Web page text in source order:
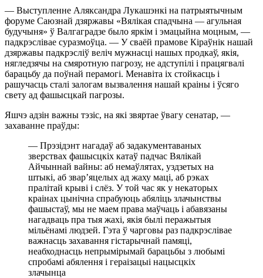
— Выступленне Аляксандра Лукашэнкі на патрыятычным
форуме Саюзнай дзяржавы «Вялікая спадчына — агульная
будучыня» ў Валгаградзе было яркім і эмацыйна моцным, —
падкрэслівае суразмоўца. — У сваёй прамове Кіраўнік нашай
дзяржавы падкрэсліў веліч мужнасці нашых продкаў, якія,
нягледзячы на смяротную пагрозу, не адступілі і працягвалі
барацьбу да поўнай перамогі. Менавіта іх стойкасць і
рашучасць сталі залогам вызвалення нашай краіны і ўсяго
свету ад фашысцкай пагрозы.
Яшчэ адзін важны тэзіс, на які звяртае ўвагу сенатар, —
захаванне праўды:
— Прэзідэнт нагадаў аб задакументаваных
зверствах фашысцкіх катаў падчас Вялікай
Айчыннай вайны: аб немаўлятах, уздзетых на
штыкі, аб звар’яцелых ад жаху маці, аб рэках
пралітай крыві і слёз. У той час як у некаторых
краінах цынічна спрабуюць абяліць злачынствы
фашыстаў, мы не маем права маўчаць і абавязаны
нагадваць пра тыя жахі, якія былі перажытыя
мільёнамі людзей. Гэта ў чарговы раз падкрэслівае
важнасць захавання гістарычнай памяці,
неабходнасць непрымірымай барацьбы з любымі
спробамі абялення і гераізацыі нацысцкіх
злачынца